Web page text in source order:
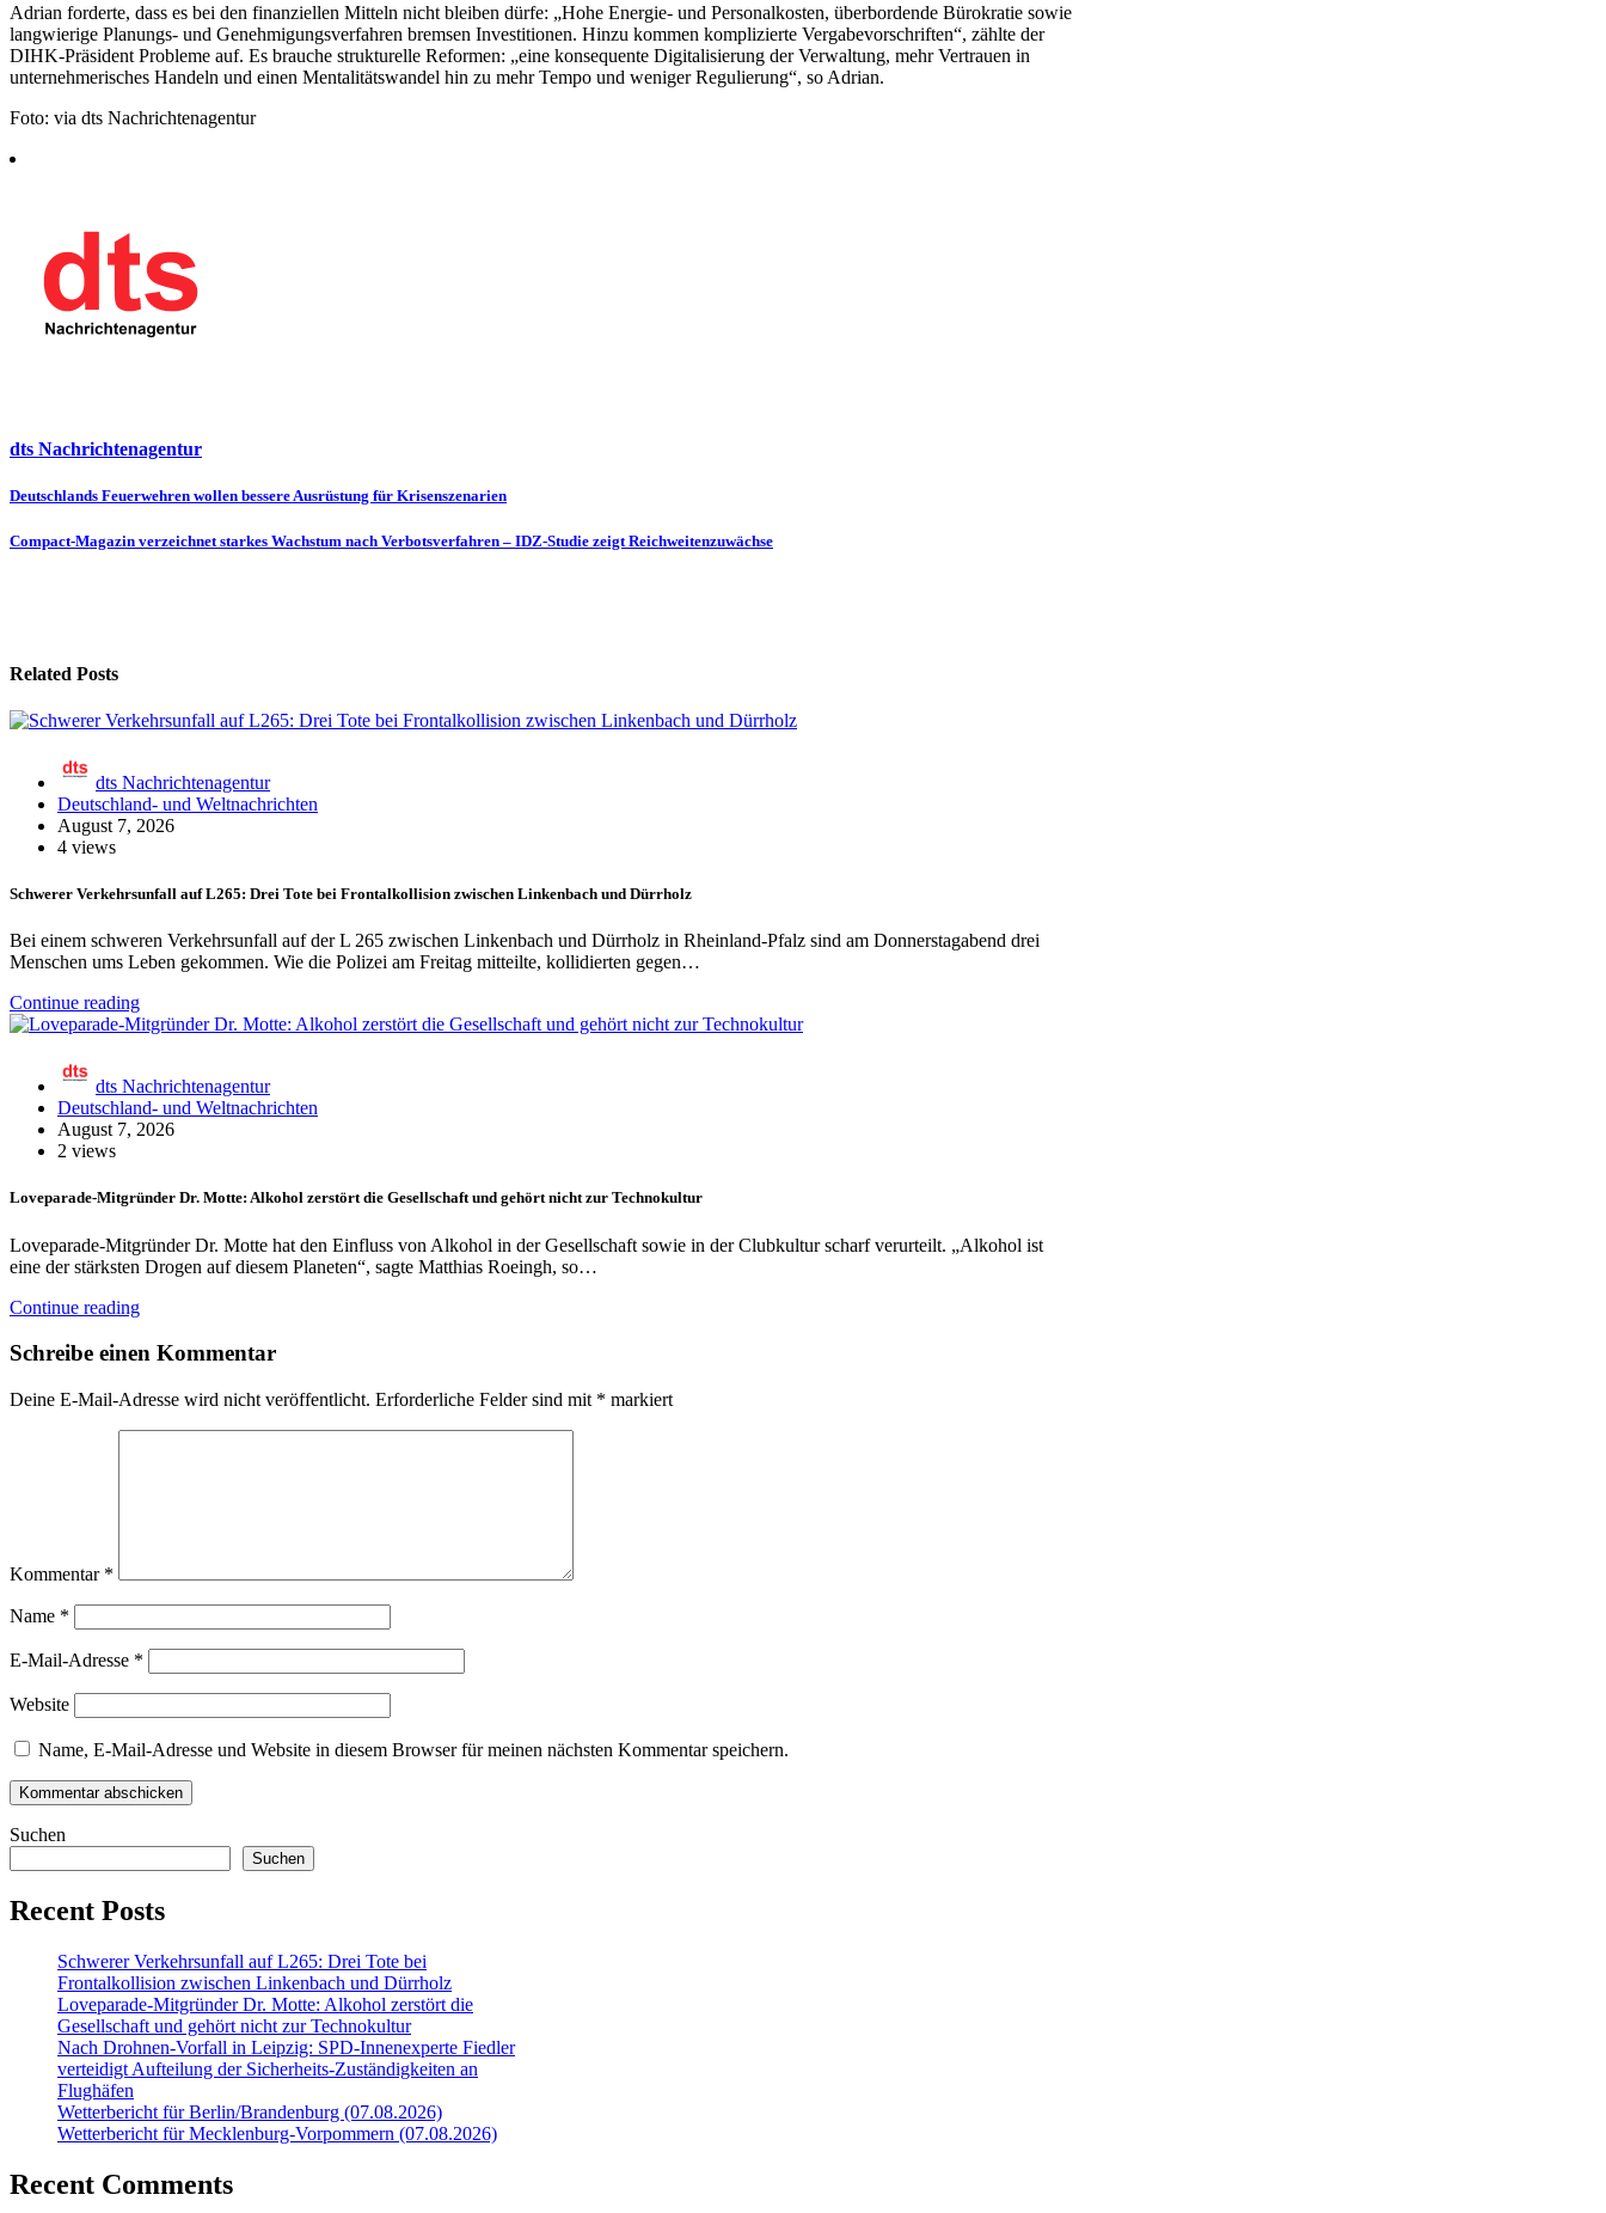
Adrian forderte, dass es bei den finanziellen Mitteln nicht bleiben dürfe: „Hohe Energie- und Personalkosten, überbordende Bürokratie sowie
langwierige Planungs- und Genehmigungsverfahren bremsen Investitionen. Hinzu kommen komplizierte Vergabevorschriften“, zählte der
DIHK-Präsident Probleme auf. Es brauche strukturelle Reformen: „eine konsequente Digitalisierung der Verwaltung, mehr Vertrauen in
unternehmerisches Handeln und einen Mentalitätswandel hin zu mehr Tempo und weniger Regulierung“, so Adrian.
Foto: via dts Nachrichtenagentur
dts Nachrichtenagentur
Beitragsnavigation
Deutschlands Feuerwehren wollen bessere Ausrüstung für Krisenszenarien
Compact-Magazin verzeichnet starkes Wachstum nach Verbotsverfahren – IDZ-Studie zeigt Reichweitenzuwächse
Related Posts
dts Nachrichtenagentur
Deutschland- und Weltnachrichten
August 7, 2026
4 views
Schwerer Verkehrsunfall auf L265: Drei Tote bei Frontalkollision zwischen Linkenbach und Dürrholz
Bei einem schweren Verkehrsunfall auf der L 265 zwischen Linkenbach und Dürrholz in Rheinland-Pfalz sind am Donnerstagabend drei
Menschen ums Leben gekommen. Wie die Polizei am Freitag mitteilte, kollidierten gegen…
Continue reading
dts Nachrichtenagentur
Deutschland- und Weltnachrichten
August 7, 2026
2 views
Loveparade-Mitgründer Dr. Motte: Alkohol zerstört die Gesellschaft und gehört nicht zur Technokultur
Loveparade-Mitgründer Dr. Motte hat den Einfluss von Alkohol in der Gesellschaft sowie in der Clubkultur scharf verurteilt. „Alkohol ist
eine der stärksten Drogen auf diesem Planeten“, sagte Matthias Roeingh, so…
Continue reading
Schreibe einen Kommentar
Deine E-Mail-Adresse wird nicht veröffentlicht. Erforderliche Felder sind mit * markiert
Kommentar *
Name *
E-Mail-Adresse *
Website
Name, E-Mail-Adresse und Website in diesem Browser für meinen nächsten Kommentar speichern.
Suchen
Suchen
Recent Posts
Schwerer Verkehrsunfall auf L265: Drei Tote bei
Frontalkollision zwischen Linkenbach und Dürrholz
Loveparade-Mitgründer Dr. Motte: Alkohol zerstört die
Gesellschaft und gehört nicht zur Technokultur
Nach Drohnen-Vorfall in Leipzig: SPD-Innenexperte Fiedler
verteidigt Aufteilung der Sicherheits-Zuständigkeiten an
Flughäfen
Wetterbericht für Berlin/Brandenburg (07.08.2026)
Wetterbericht für Mecklenburg-Vorpommern (07.08.2026)
Recent Comments